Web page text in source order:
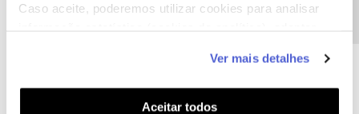
Caso aceite, poderemos utilizar cookies para analisar
funcionalidades (cookies de personalização e
funcionalidade) e adaptar anúncios aos seus interesses
(cookies de publicidade personalizada). Pode gerir a
Ver mais detalhes
Aceitar todos
OT.tif